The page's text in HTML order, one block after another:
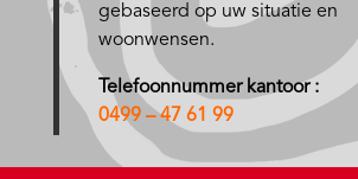
gebaseerd op uw situatie en
woonwensen.
Telefoonnummer kantoor :
0499 – 47 61 99